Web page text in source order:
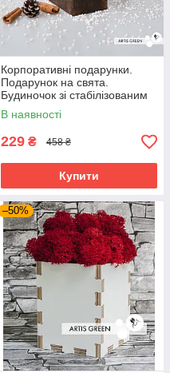
Корпоративні подарунки.
Подарунок на свята.
Будиночок зі стабілізованим
мохом, блакитний
В наявності
229 ₴ 458 ₴
Купити
–50%